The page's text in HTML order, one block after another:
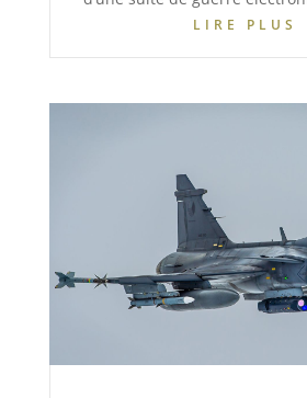
LIRE PLUS